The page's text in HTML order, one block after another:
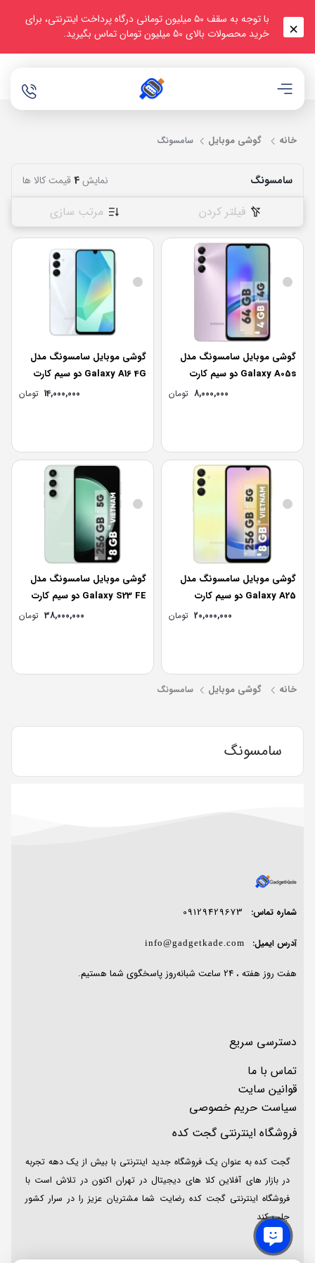
با توجه به سقف ۵۰ میلیون تومانی درگاه پرداخت اینترنتی، برای
خرید محصولات بالای 50 میلیون تومان تماس بگیرید.
خانه گوشی موبایل سامسونگ
سامسونگ نمایش4قیمت کالا ها
فیلتر کردن مرتب سازی
گوشی موبایل سامسونگ مدل
Galaxy A05s دو سیم کارت
ظرفیت 64 گیگابایت و رم 4
8,000,000 تومان
گوشی موبایل سامسونگ مدل
Galaxy A16 4G دو سیم کارت
ظرفیت 128 گیگابایت و رم 614,000,000 تومان
گوشی موبایل سامسونگ مدل
Galaxy A25 دو سیم کارت
ظرفیت 256 گیگابایت و رم 8 20,000,000 تومان
گوشی موبایل سامسونگ مدل
Galaxy S23 FE دو سیم کارت
ظرفیت 256 گیگابایت و رم 8 38,000,000 تومان
خانه گوشی موبایل سامسونگ
سامسونگ
شماره تماس: 09129429673
آدرس ایمیل: info@gadgetkade.com
هفت روز هفته ، 24 ساعت شبانه‌روز پاسخگوی شما هستیم.
دسترسی سریع
تماس با ما
قوانین سایت
سیاست حریم خصوصی
فروشگاه اینترنتی گجت کده
گجت کده به عنوان یک فروشگاه جدید اینترنتی با بیش از یک دهه تجربه
در بازار های آفلاین کلا های دیجیتال در تهران اکنون در تلاش است با
فروشگاه اینترنتی گجت کده رضایت شما مشتریان عزیز را در سرار کشور
جلب کند